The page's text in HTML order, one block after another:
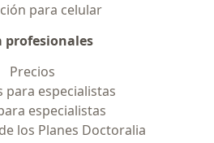
para celular
profesionales
Precios
para especialistas
especialistas
los Planes Doctoralia